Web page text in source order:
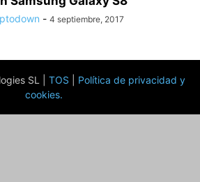
- 4 septiembre, 2017
SL | TOS
Política de privacidad y
cookies.